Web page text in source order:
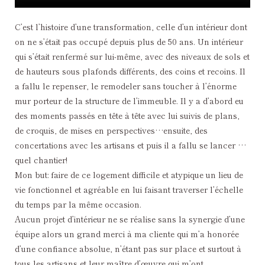
C’est l’histoire d’une transformation, celle d’un intérieur dont
on ne s’était pas occupé depuis plus de 50 ans. Un intérieur
qui s’était renfermé sur lui-même, avec des niveaux de sols et
de hauteurs sous plafonds différents, des coins et recoins. Il
a fallu le repenser, le remodeler sans toucher à l’énorme
mur porteur de la structure de l’immeuble. Il y a d’abord eu
des moments passés en tête à tête avec lui suivis de plans,
de croquis, de mises en perspectives…ensuite, des
concertations avec les artisans et puis il a fallu se lancer …
quel chantier!
Mon but: faire de ce logement difficile et atypique un lieu de
vie fonctionnel et agréable en lui faisant traverser l’échelle
du temps par la même occasion.
Aucun projet d’intérieur ne se réalise sans la synergie d’une
équipe alors un grand merci à ma cliente qui m’a honorée
d’une confiance absolue, n’étant pas sur place et surtout à